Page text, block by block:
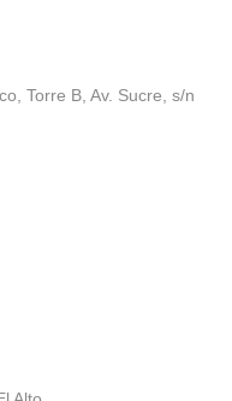
Torre B, Av. Sucre, s/n